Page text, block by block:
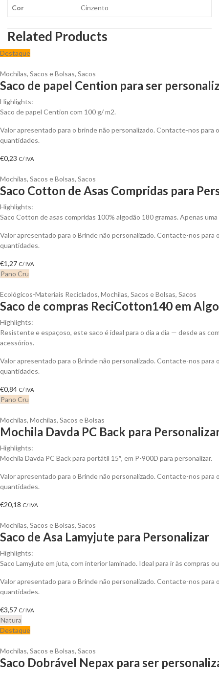
Cor Cinzento
Related Products
Destaque
Mochilas, Sacos e Bolsas, Sacos
Saco de papel Cention para ser
Highlights:
Saco de papel Cention com 100 g/ m2.
Valor apresentado para o brinde não personalizado. Contacte-nos
quantidades.
€0,23 C/ IVA
Mochilas, Sacos e Bolsas, Sacos
Saco Cotton de Asas Compridas para
Highlights:
Saco Cotton de asas compridas 100% algodão 180 gramas. Apenas
Valor apresentado para o Brinde não personalizado. Contacte-nos
quantidades.
€1,27 C/ IVA
Pano Cru
Ecológicos-Materiais Reciclados, Mochilas, Sacos e Bolsas, Sacos
Saco de compras ReciCotton140 em
Highlights:
Resistente e espaçoso, este saco é ideal para o dia a dia — desde as
acessórios.
Valor apresentado para o Brinde não personalizado. Contacte-nos
quantidades.
€0,84 C/ IVA
Pano Cru
Mochilas, Mochilas, Sacos e Bolsas
Mochila Davda PC Back para
Highlights:
Mochila Davda PC Back para portátil 15″, em P-900D para personalizar.
Valor apresentado para o Brinde não personalizado. Contacte-nos
quantidades.
€20,18 C/ IVA
Mochilas, Sacos e Bolsas, Sacos
Saco de Asa Lamyjute para Personalizar
Highlights:
Saco Lamyjute em juta, com interior laminado. Ideal para ir às compras
Valor apresentado para o Brinde não personalizado. Contacte-nos
quantidades.
€3,57 C/ IVA
Natura
Destaque
Mochilas, Sacos e Bolsas, Sacos
Saco Dobrável Nepax para ser